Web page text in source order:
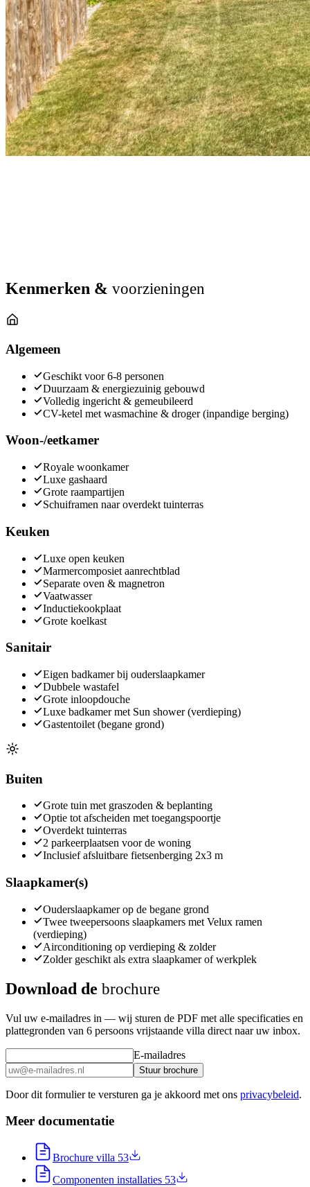
Kenmerken & voorzieningen
Algemeen
Geschikt voor 6-8 personen
Duurzaam & energiezuinig gebouwd
Volledig ingericht & gemeubileerd
CV-ketel met wasmachine & droger (inpandige berging)
Woon-/eetkamer
Royale woonkamer
Luxe gashaard
Grote raampartijen
Schuiframen naar overdekt tuinterras
Keuken
Luxe open keuken
Marmercomposiet aanrechtblad
Separate oven & magnetron
Vaatwasser
Inductiekookplaat
Grote koelkast
Sanitair
Eigen badkamer bij ouderslaapkamer
Dubbele wastafel
Grote inloopdouche
Luxe badkamer met Sun shower (verdieping)
Gastentoilet (begane grond)
Buiten
Grote tuin met graszoden & beplanting
Optie tot afscheiden met toegangspoortje
Overdekt tuinterras
2 parkeerplaatsen voor de woning
Inclusief afsluitbare fietsenberging 2x3 m
Slaapkamer(s)
Ouderslaapkamer op de begane grond
Twee tweepersoons slaapkamers met Velux ramen
(verdieping)
Airconditioning op verdieping & zolder
Zolder geschikt als extra slaapkamer of werkplek
Download de brochure
Vul uw e-mailadres in — wij sturen de PDF met alle specificaties en
plattegronden van 6 persoons vrijstaande villa direct naar uw inbox.
E-mailadres
Stuur brochure
Door dit formulier te versturen ga je akkoord met ons privacybeleid.
Meer documentatie
Brochure villa 53
Componenten installaties 53